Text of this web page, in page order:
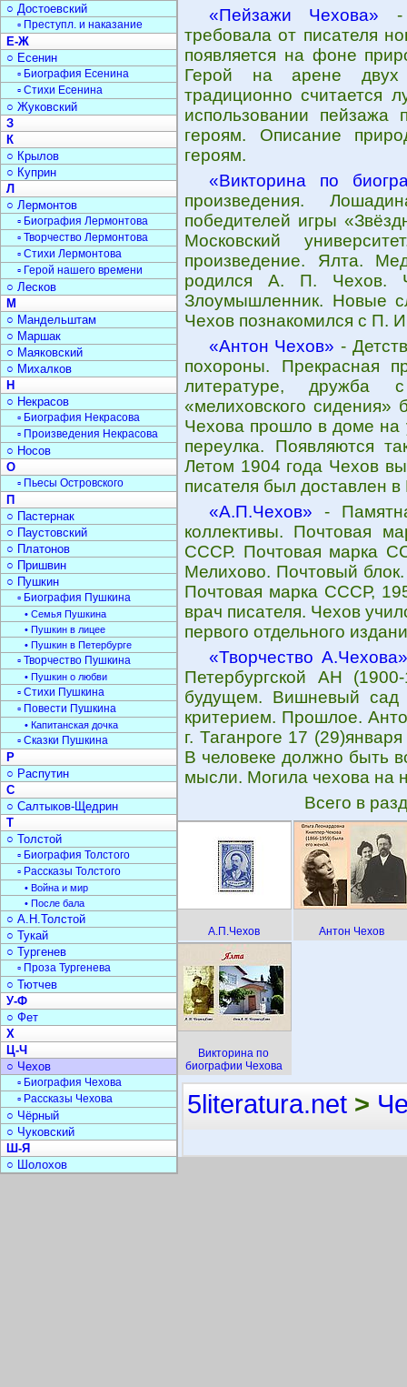
«Пейзажи Чехова» -
требовала от писателя
появляется на фоне
Герой на арене двух
традиционно считается
использовании пейзажа
героям. Описание
героям.
«Викторина по
произведения.
победителей игры
Московский
произведение. Ялта.
родился А. П. Чехов.
Злоумышленник. Новые
Чехов познакомился с П.
«Антон Чехов» -
похороны. Прекрасная
литературе, дружба
«мелиховского сидения»
Чехова прошло в доме на
переулка. Появляются
Летом 1904 года Чехов
писателя был доставлен
«А.П.Чехов» -
коллективы. Почтовая
СССР. Почтовая марка
Мелихово. Почтовый
Почтовая марка СССР,
врач писателя. Чехов
первого отдельного
«Творчество А.Чехова»
Петербургской АН
будущем. Вишневый сад
критерием. Прошлое.
г. Таганроге 17
В человеке должно быть
мысли. Могила чехова на
Всего в
А.П.Чехов Антон Чехов
Викторина по
биографии Чехова
○ Достоевский
▫ Преступл. и наказание
Е-Ж
○ Есенин
▫ Биография Есенина
▫ Стихи Есенина
○ Жуковский
З
К
○ Крылов
○ Куприн
Л
○ Лермонтов
▫ Биография Лермонтова
▫ Творчество Лермонтова
▫ Стихи Лермонтова
▫ Герой нашего времени
○ Лесков
М
○ Мандельштам
○ Маршак
○ Маяковский
○ Михалков
Н
○ Некрасов
▫ Биография Некрасова
▫ Произведения Некрасова
○ Носов
О
▫ Пьесы Островского
П
○ Пастернак
○ Паустовский
○ Платонов
○ Пришвин
○ Пушкин
▫ Биография Пушкина
• Семья Пушкина
• Пушкин в лицее
• Пушкин в Петербурге
▫ Творчество Пушкина
• Пушкин о любви
▫ Стихи Пушкина
▫ Повести Пушкина
• Капитанская дочка
▫ Сказки Пушкина
Р
○ Распутин
С
○ Салтыков-Щедрин
Т
○ Толстой
▫ Биография Толстого
▫ Рассказы Толстого
• Война и мир
• После бала
○ А.Н.Толстой
○ Тукай
○ Тургенев
▫ Проза Тургенева
○ Тютчев
У-Ф
○ Фет
Х
Ц-Ч
○ Чехов
▫ Биография Чехова
▫ Рассказы Чехова
○ Чёрный
○ Чуковский
Ш-Я
○ Шолохов
5literatura.net >